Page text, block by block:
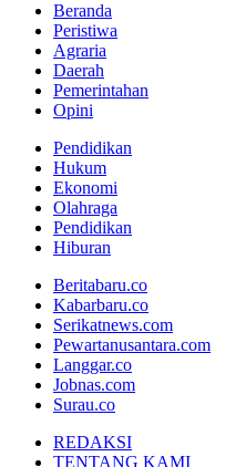
Beranda
Peristiwa
Agraria
Daerah
Pemerintahan
Opini
Pendidikan
Hukum
Ekonomi
Olahraga
Pendidikan
Hiburan
Beritabaru.co
Kabarbaru.co
Serikatnews.com
Pewartanusantara.com
Langgar.co
Jobnas.com
Surau.co
REDAKSI
TENTANG KAMI